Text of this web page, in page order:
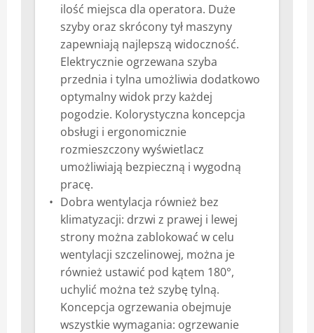
ilość miejsca dla operatora. Duże
szyby oraz skrócony tył maszyny
zapewniają najlepszą widoczność.
Elektrycznie ogrzewana szyba
przednia i tylna umożliwia dodatkowo
optymalny widok przy każdej
pogodzie. Kolorystyczna koncepcja
obsługi i ergonomicznie
rozmieszczony wyświetlacz
umożliwiają bezpieczną i wygodną
pracę.
Dobra wentylacja również bez
klimatyzacji: drzwi z prawej i lewej
strony można zablokować w celu
wentylacji szczelinowej, można je
również ustawić pod kątem 180°,
uchylić można też szybę tylną.
Koncepcja ogrzewania obejmuje
wszystkie wymagania: ogrzewanie